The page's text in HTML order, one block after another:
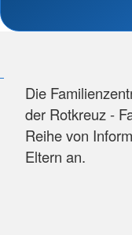
Die
der Rotkreuz -
Reihe von
Eltern an.